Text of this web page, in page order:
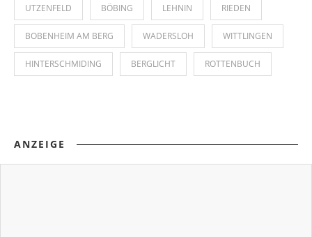
UTZENFELD BÖBING LEHNIN RIEDEN
BOBENHEIM AM BERG WADERSLOH WITTLINGEN
HINTERSCHMIDING BERGLICHT ROTTENBUCH
ANZEIGE